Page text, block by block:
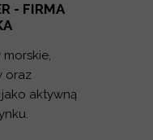
- FIRMA
oraz
aktywną